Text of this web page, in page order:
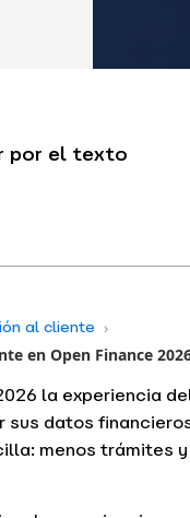
por el texto
al cliente ›
en Open Finance
la experiencia
datos
menos trámites